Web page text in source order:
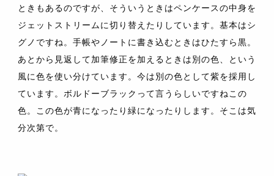
ときもあるのですが、そういうときはペンケースの中身を
ジェットストリームに切り替えたりしています。基本はシ
グノですね。手帳やノートに書き込むときはひたすら黒。
あとから見返して加筆修正を加えるときは別の色、という
風に色を使い分けています。今は別の色として紫を採用し
ています。ボルドーブラックって言うらしいですねこの
色。この色が青になったり緑になったりします。そこは気
分次第で。